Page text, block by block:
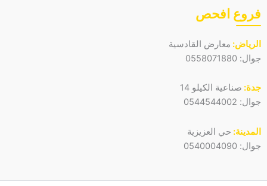
فروع افحص
الرياض: معارض القادسية
جوال: 0558071880
جدة: صناعية الكيلو 14
جوال: 0544544002
المدينة: حي العزيزية
جوال: 0540004090